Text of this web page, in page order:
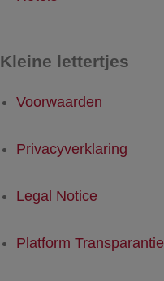
Kleine lettertjes
Voorwaarden
Privacyverklaring
Legal Notice
Platform Transparantie